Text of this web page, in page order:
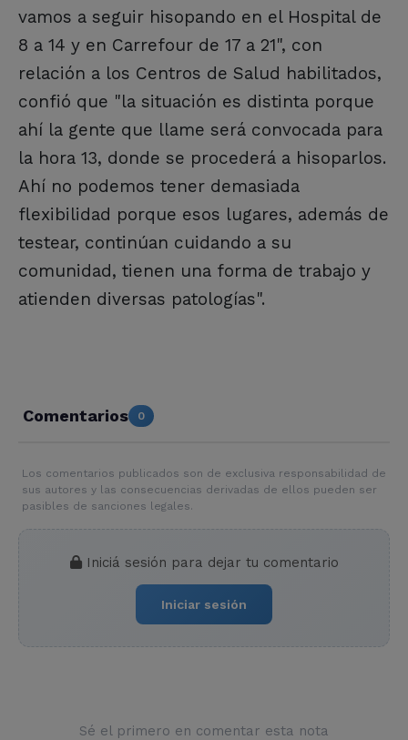
vamos a seguir hisopando en el Hospital de
8 a 14 y en Carrefour de 17 a 21", con
relación a los Centros de Salud habilitados,
confió que "la situación es distinta porque
ahí la gente que llame será convocada para
la hora 13, donde se procederá a hisoparlos.
Ahí no podemos tener demasiada
flexibilidad porque esos lugares, además de
testear, continúan cuidando a su
comunidad, tienen una forma de trabajo y
atienden diversas patologías".
Comentarios 0
Los comentarios publicados son de exclusiva responsabilidad de
sus autores y las consecuencias derivadas de ellos pueden ser
pasibles de sanciones legales.
Iniciá sesión para dejar tu comentario
Iniciar sesión
Sé el primero en comentar esta nota